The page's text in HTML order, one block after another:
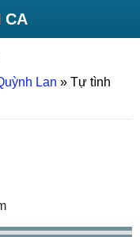
CA
Lan » Tự tình